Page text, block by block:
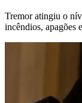
Tremor atingiu o
incêndios, apagões